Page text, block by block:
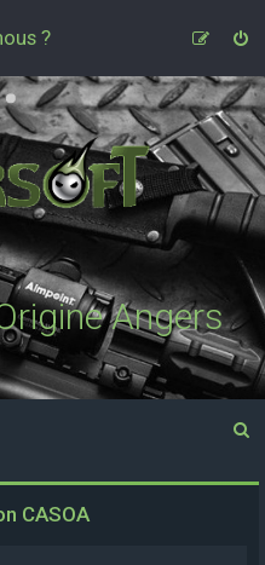
?
Angers
CASOA